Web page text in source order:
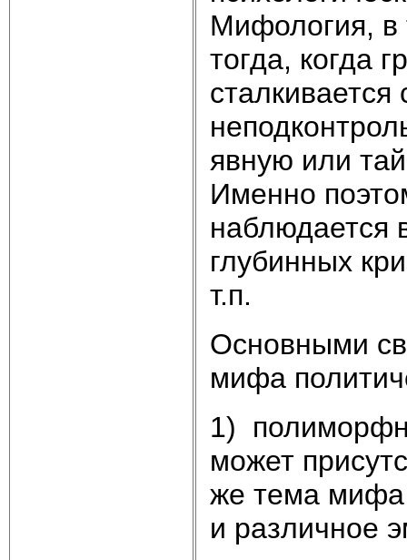
Мифология, в
тогда, когда
явную или
Именно
наблюдается
глубинных
т.п.
Основными
мифа
1)
может
же тема мифа
и различное